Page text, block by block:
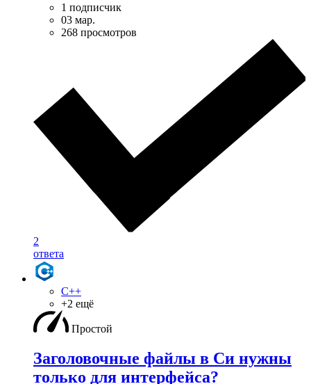
1 подписчик
03 мар.
268 просмотров
2
ответа
C++
+2 ещё
Простой
Заголовочные файлы в Си нужны
только для интерфейса?